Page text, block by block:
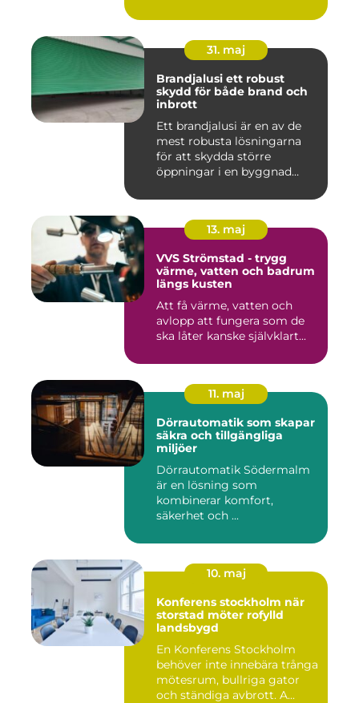
31. maj
Brandjalusi ett robust
skydd för både brand och
inbrott
Ett brandjalusi är en av de
mest robusta lösningarna
för att skydda större
öppningar i en byggnad
13. maj
VVS Strömstad - trygg
värme, vatten och badrum
längs kusten
Att få värme, vatten och
avlopp att fungera som de
ska låter kanske självklart...
11. maj
Dörrautomatik som skapar
säkra och tillgängliga
miljöer
Dörrautomatik Södermalm
är en lösning som
kombinerar komfort,
säkerhet och ...
10. maj
Konferens stockholm när
storstad möter rofylld
landsbygd
En Konferens Stockholm
behöver inte innebära trånga
mötesrum, bullriga gator
och ständiga avbrott. A...